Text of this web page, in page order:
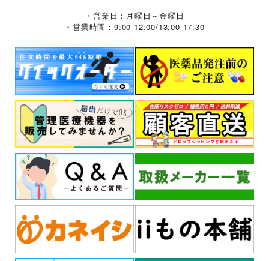
・営業日：月曜日～金曜日
・営業時間：9:00-12:00/13:00-17:30